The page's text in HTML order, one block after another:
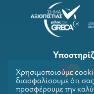
Χρησιμοποιούμε
διασφαλίσουμε ότι σας
προσφέρουμε την